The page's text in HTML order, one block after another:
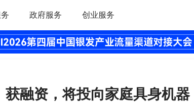
政府服务 创业服务
获融资，将投向家庭具身机器